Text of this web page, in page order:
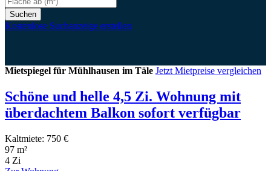
Suchen
Kostenlose Suchanzeige erstellen
Mietspiegel für Mühlhausen im Täle Jetzt Mietpreise vergleichen
Schöne und helle 4,5 Zi. Wohnung mit
überdachtem Balkon sofort verfügbar
Kaltmiete: 750 €
97 m²
4 Zi